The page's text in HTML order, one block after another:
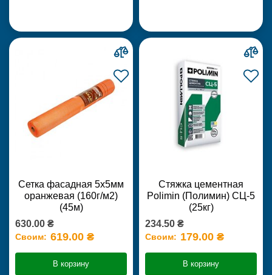
Сетка фасадная 5х5мм
оранжевая (160г/м2)
(45м)
630.00 ₴
Своим: 619.00 ₴
В корзину
Стяжка цементная
Polimin (Полимин) СЦ-5
(25кг)
234.50 ₴
Своим: 179.00 ₴
В корзину